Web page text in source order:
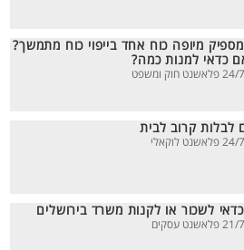
מיופה כוח אחד בייפוי כוח מתמשך?
כדאי למנות כמה?
חוק ומשפט
לבלות קרוב לבית
לוקאלי
לשכור או לקנות משרד בירושלים
עסקים